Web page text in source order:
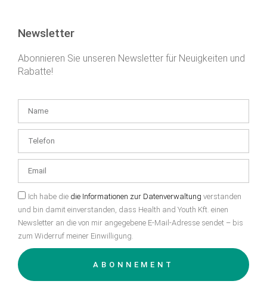
Newsletter
Abonnieren Sie unseren Newsletter für Neuigkeiten und
Rabatte!
Ich habe die die Informationen zur Datenverwaltung verstanden
und bin damit einverstanden, dass Health and Youth Kft. einen
Newsletter an die von mir angegebene E-Mail-Adresse sendet – bis
zum Widerruf meiner Einwilligung.
ABONNEMENT